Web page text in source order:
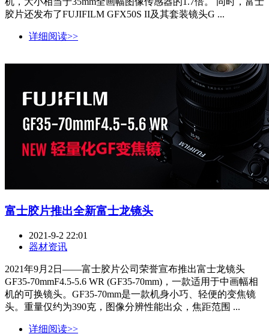
胶片还发布了FUJIFILM GFX50S II及其套装镜头G ...
详细阅读>>
富士胶片推出全新富士龙镜头
2021-9-2 22:01
器材资讯
2021年9月2日——富士胶片公司荣誉宣布推出富士龙镜头
GF35-70mmF4.5-5.6 WR (GF35-70mm)，一款适用于中画幅相
机的可换镜头。GF35-70mm是一款机身小巧、轻便的变焦镜
头。重量仅约为390克，图像分辨性能出众，焦距范围 ...
详细阅读>>